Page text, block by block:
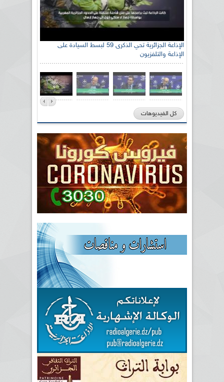
الإذاعة الجزائرية تحي الذكرى 59 لبسط السيادة على
الإذاعة والتلفزيون
كل الفيديوهات